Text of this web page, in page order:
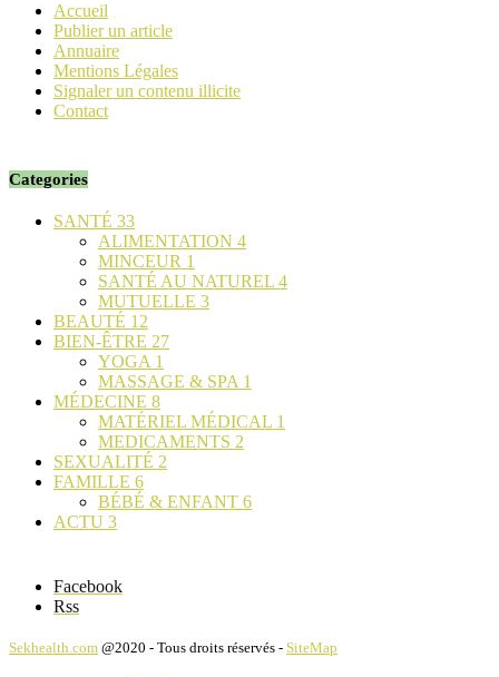
Accueil
Publier un article
Annuaire
Mentions Légales
Signaler un contenu illicite
Contact
Categories
SANTÉ 33
ALIMENTATION 4
MINCEUR 1
SANTÉ AU NATUREL 4
MUTUELLE 3
BEAUTÉ 12
BIEN-ÊTRE 27
YOGA 1
MASSAGE & SPA 1
MÉDECINE 8
MATÉRIEL MÉDICAL 1
MEDICAMENTS 2
SEXUALITÉ 2
FAMILLE 6
BÉBÉ & ENFANT 6
ACTU 3
Facebook
Rss
Sekhealth.com @2020 - Tous droits réservés - SiteMap